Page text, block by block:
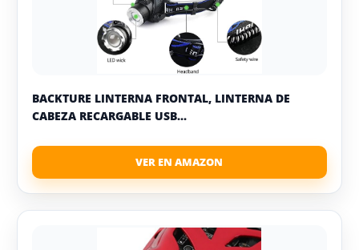
BACKTURE LINTERNA FRONTAL, LINTERNA DE
CABEZA RECARGABLE USB...